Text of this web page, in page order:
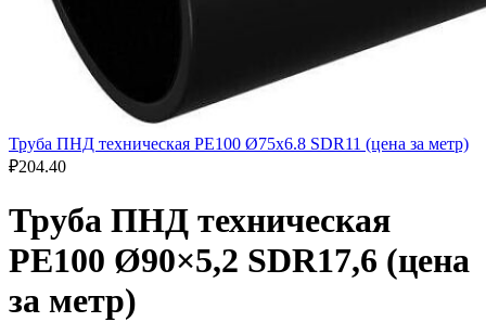
Труба ПНД техническая РЕ100 Ø75x6.8 SDR11 (цена за метр)
₽204.40
Труба ПНД техническая
РЕ100 Ø90×5,2 SDR17,6 (цена
за метр)